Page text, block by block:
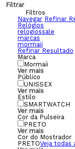
Filtrar
Filtros
Navegar Refinar
Relógios
relogiossale
marcas
mormaii
Refinar Resultado
Marca
Mormaii
Ver mais
Público
UNISSEX
Ver mais
Estilo
SMARTWATCH
Ver mais
Cor da Pulseira
PRETO
Ver mais
Cor do Mostrador
PRETOVeja todas